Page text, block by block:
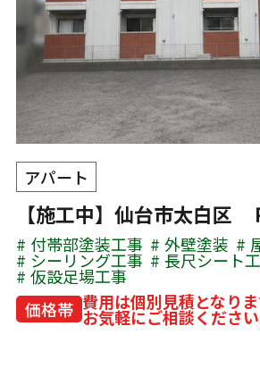
アパート
【施工中】仙台市太白区
付帯部塗装工事 外壁塗装
シーリング工事 長尺シート
仮設足場工事
価格帯 費用は個別見積となり
お気軽にご相談ください